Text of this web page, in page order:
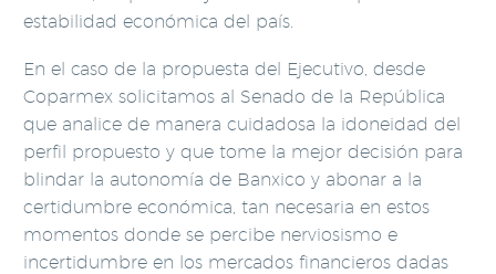
estabilidad económica del país.
En el caso de la propuesta del Ejecutivo, desde
Coparmex solicitamos al Senado de la República
que analice de manera cuidadosa la idoneidad del
perfil propuesto y que tome la mejor decisión para
blindar la autonomía de Banxico y abonar a la
certidumbre económica, tan necesaria en estos
momentos donde se percibe nerviosismo e
incertidumbre en los mercados financieros dadas